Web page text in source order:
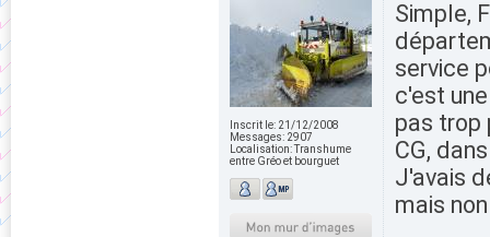
Inscrit le: 21/12/2008
Messages: 2907
Localisation:Transhume
entre Gréo et bourguet
Simple,
service
c'est
pas trop
CG,
J'avais
mais